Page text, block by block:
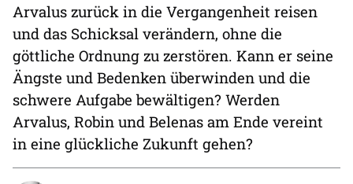
Arvalus zurück in die Vergangenheit reisen
und das Schicksal verändern, ohne die
göttliche Ordnung zu zerstören. Kann er seine
Ängste und Bedenken überwinden und die
schwere Aufgabe bewältigen? Werden
Arvalus, Robin und Belenas am Ende vereint
in eine glückliche Zukunft gehen?